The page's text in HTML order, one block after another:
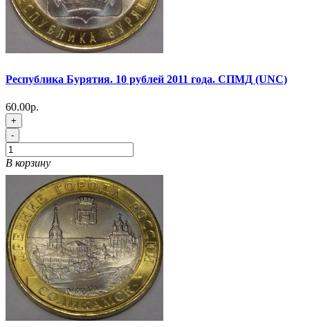
Республика Бурятия. 10 рублей 2011 года. СПМД (UNC)
60.00р.
+
-
В корзину